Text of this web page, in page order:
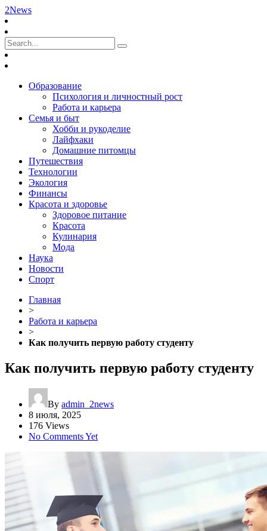
2News
Образование
Психология и личностный рост
Работа и карьера
Семья и быт
Хобби и рукоделие
Лайфхаки
Домашние питомцы
Путешествия
Технологии
Экология
Финансы
Красота и здоровье
Здоровое питание
Красота
Кулинария
Мода
Наука
Новости
Спорт
Главная
>
Работа и карьера
>
Как получить первую работу студенту
Как получить первую работу студенту
By admin_2news
8 июля, 2025
176 Views
No Comments Yet